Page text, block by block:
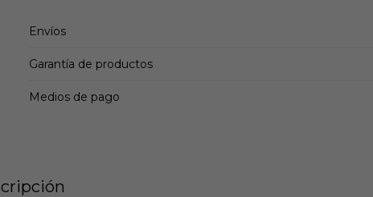
Envíos
Garantía de productos
Medios de pago